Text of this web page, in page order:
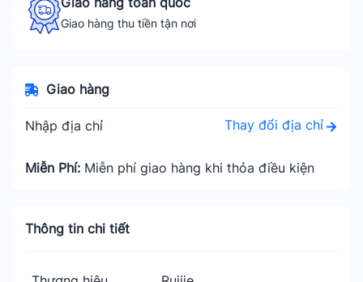
Giao hàng thu tiền tận nơi
Giao hàng
Nhập địa chỉ Thay đổi địa chỉ
Miễn Phí: Miễn phí giao hàng khi thỏa điều kiện
Thông tin chi tiết